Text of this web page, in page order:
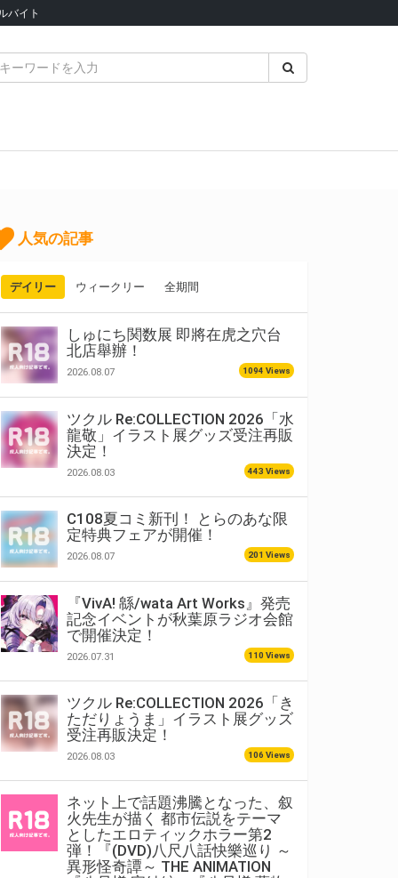
バイト
人気の記事
デイリー ウィークリー 全期間
しゅにち関数展 即將在虎之穴台
北店舉辦！
2026.08.07 1094 Views
ツクル Re:COLLECTION 2026「水
龍敬」イラスト展グッズ受注再販
決定！
2026.08.03 443 Views
C108夏コミ新刊！ とらのあな限
定特典フェアが開催！
2026.08.07 201 Views
『VivA! 緜/wata Art Works』発売
記念イベントが秋葉原ラジオ会館
で開催決定！
2026.07.31 110 Views
ツクル Re:COLLECTION 2026「き
ただりょうま」イラスト展グッズ
受注再販決定！
2026.08.03 106 Views
ネット上で話題沸騰となった、叙
火先生が描く 都市伝説をテーマ
としたエロティックホラー第2
弾！『(DVD)八尺八話快樂巡り ～
異形怪奇譚～ THE ANIMATION